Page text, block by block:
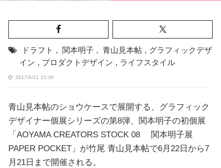
ドラフト , 関本明子 , 青山見本帖 , グラフィックデザ
イン , プロダクトデザイン , ライフスタイル
2017/6/21 15:36
青山見本帖のショウケースで展開する、グラフィック
デザイナー個展シリーズの第8弾、関本明子の初個展
「AOYAMA CREATORS STOCK 08 関本明子展
PAPER POCKET」が竹尾 青山見本帖で6月22日から7
月21日まで開催される。